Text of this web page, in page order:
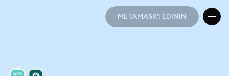
METAMASK'I EDİNİN